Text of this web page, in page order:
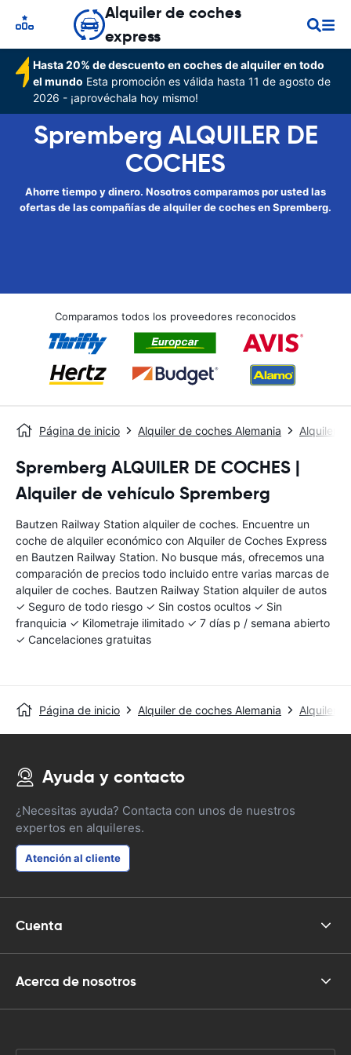
Alquiler de coches
express
Hasta 20% de descuento en coches de alquiler en todo
el mundo Esta promoción es válida hasta 11 de agosto de
2026 - ¡aprovéchala hoy mismo!
Spremberg ALQUILER DE
COCHES
Ahorre tiempo y dinero. Nosotros comparamos por usted las
ofertas de las compañías de alquiler de coches en Spremberg.
Comparamos todos los proveedores reconocidos
Página de inicio Alquiler de coches Alemania Alquiler
Spremberg ALQUILER DE COCHES |
Alquiler de vehículo Spremberg
Bautzen Railway Station alquiler de coches. Encuentre un
coche de alquiler económico con Alquiler de Coches Express
en Bautzen Railway Station. No busque más, ofrecemos una
comparación de precios todo incluido entre varias marcas de
alquiler de coches. Bautzen Railway Station alquiler de autos
✓ Seguro de todo riesgo ✓ Sin costos ocultos ✓ Sin
franquicia ✓ Kilometraje ilimitado ✓ 7 días p / semana abierto
✓ Cancelaciones gratuitas
Página de inicio Alquiler de coches Alemania Alquiler
Ayuda y contacto
¿Necesitas ayuda? Contacta con unos de nuestros
expertos en alquileres.
Atención al cliente
Cuenta
Acerca de nosotros